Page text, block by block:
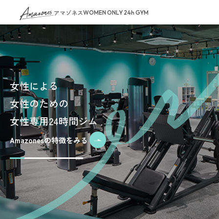
アマゾネスWOMEN ONLY 24h GYM
女性による
女性のための
女性専用24時間ジム
Amazonesの特徴をみる